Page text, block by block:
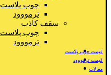
چوب پلاست
ترمووود
سقف کاذب
چوب پلاست
ترمووود
قیمت چوب پلاست
قیمت ترمووود
مقالات